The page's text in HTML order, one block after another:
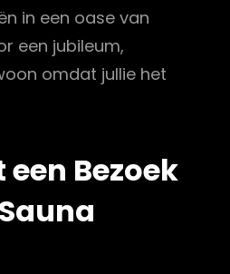
in een oase van
een jubileum,
omdat jullie het
een Bezoek